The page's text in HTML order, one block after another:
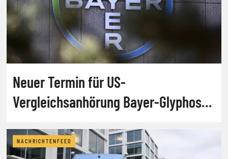
Neuer Termin für US-
Vergleichsanhörung Bayer-Glyphosat
NACHRICHTENFEED